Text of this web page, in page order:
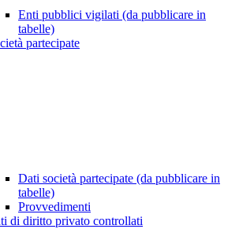
Enti pubblici vigilati (da pubblicare in
tabelle)
partecipate
Dati società partecipate (da pubblicare in
tabelle)
Provvedimenti
di diritto privato controllati